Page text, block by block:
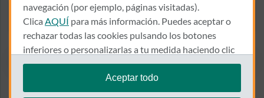
962 430 751
Llamar a CLINICA BAVIERA
Ver el mapa en Google Maps
navegación (por ejemplo, páginas visitadas).
Clica AQUÍ para más información. Puedes aceptar o
rechazar todas las cookies pulsando los botones
inferiores o personalizarlas a tu medida haciendo clic
en"configurar cookies".
Te recordamos que puedes modificar tus ajustes de
Aceptar todo